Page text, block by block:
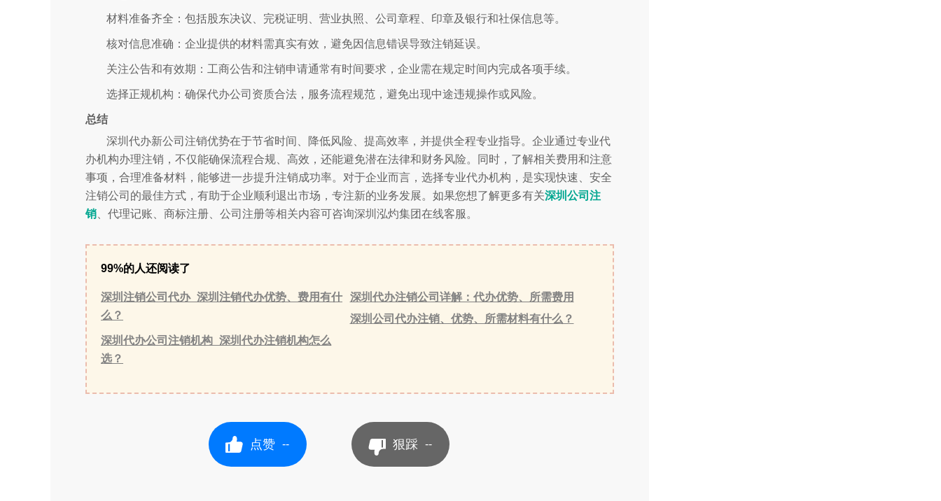
材料准备齐全：包括股东决议、完税证明、营业执照、公司章程、印章及银行和社保信息等。
核对信息准确：企业提供的材料需真实有效，避免因信息错误导致注销延误。
关注公告和有效期：工商公告和注销申请通常有时间要求，企业需在规定时间内完成各项手续。
选择正规机构：确保代办公司资质合法，服务流程规范，避免出现中途违规操作或风险。
总结
深圳代办新公司注销优势在于节省时间、降低风险、提高效率，并提供全程专业指导。企业通过专业代
办机构办理注销，不仅能确保流程合规、高效，还能避免潜在法律和财务风险。同时，了解相关费用和注意
事项，合理准备材料，能够进一步提升注销成功率。对于企业而言，选择专业代办机构，是实现快速、安全
注销公司的最佳方式，有助于企业顺利退出市场，专注新的业务发展。如果您想了解更多有关深圳公司注
销 、代理记账、商标注册、公司注册等相关内容可咨询深圳泓灼集团在线客服。
99%的人还阅读了
深圳注销公司代办_深圳注销代办优势、费用有什
么？
深圳代办注销公司详解：代办优势、所需费用
深圳公司代办注销、优势、所需材料有什么？
深圳代办公司注销机构_深圳代办注销机构怎么
选？
点赞 -- 狠踩 --